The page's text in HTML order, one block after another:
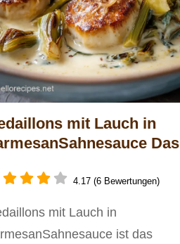
mit Lauch in
Das
4.17 (6 Bewertungen)
mit Lauch in
ist das